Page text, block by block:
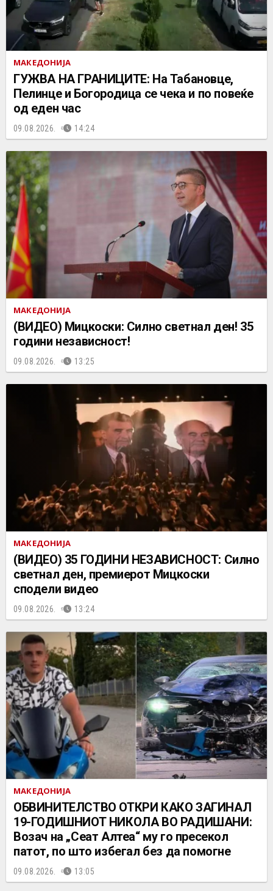
МАКЕДОНИЈА
ГУЖВА НА ГРАНИЦИТЕ: На Табановце,
Пелинце и Богородица се чека и по повеќе
од еден час
09.08.2026. 14:24
МАКЕДОНИЈА
(ВИДЕО) Мицкоски: Силно светнал ден! 35
години независност!
09.08.2026. 13:25
МАКЕДОНИЈА
(ВИДЕО) 35 ГОДИНИ НЕЗАВИСНОСТ: Силно
светнал ден, премиерот Мицкоски
сподели видео
09.08.2026. 13:24
МАКЕДОНИЈА
ОБВИНИТЕЛСТВО ОТКРИ КАКО ЗАГИНАЛ
19-ГОДИШНИОТ НИКОЛА ВО РАДИШАНИ:
Возач на „Сеат Алтеа“ му го пресекол
патот, по што избегал без да помогне
09.08.2026. 13:05